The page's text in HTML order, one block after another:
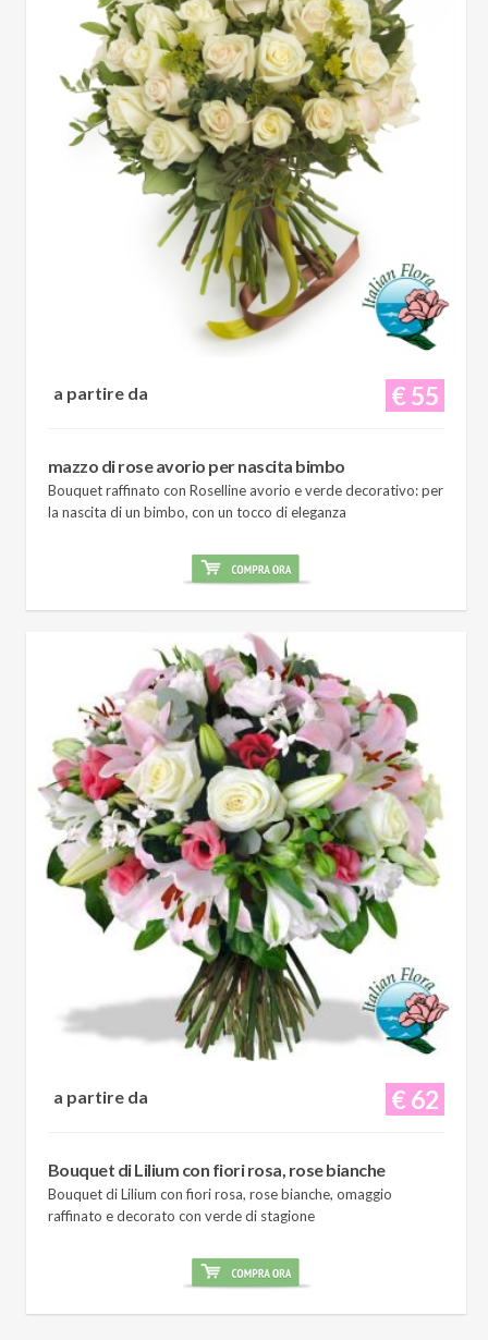
€ 55
a partire da
mazzo di rose avorio per nascita bimbo
Bouquet raffinato con Roselline avorio e verde decorativo: per
la nascita di un bimbo, con un tocco di eleganza
€ 62
a partire da
Bouquet di Lilium con fiori rosa, rose bianche
Bouquet di Lilium con fiori rosa, rose bianche, omaggio
raffinato e decorato con verde di stagione